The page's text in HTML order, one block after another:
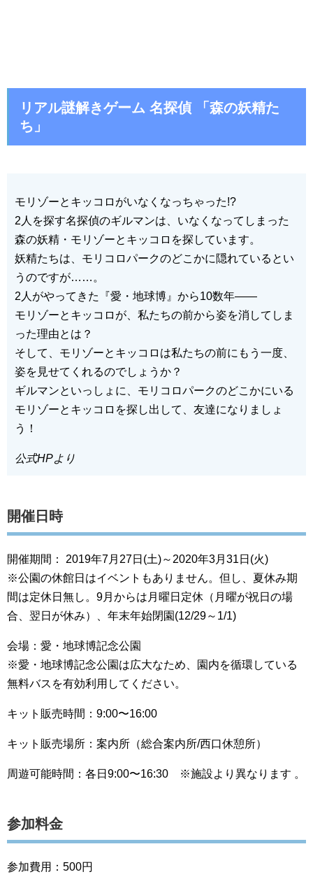
リアル謎解きゲーム 名探偵 「森の妖精た
ち」
モリゾーとキッコロがいなくなっちゃった!?
2人を探す名探偵のギルマンは、いなくなってしまった
森の妖精・モリゾーとキッコロを探しています。
妖精たちは、モリコロパークのどこかに隠れているとい
うのですが……。
2人がやってきた『愛・地球博』から10数年——
モリゾーとキッコロが、私たちの前から姿を消してしま
った理由とは？
そして、モリゾーとキッコロは私たちの前にもう一度、
姿を見せてくれるのでしょうか？
ギルマンといっしょに、モリコロパークのどこかにいる
モリゾーとキッコロを探し出して、友達になりましょ
う！
公式HPより
開催日時
開催期間： 2019年7月27日(土)～2020年3月31日(火)
※公園の休館日はイベントもありません。但し、夏休み期
間は定休日無し。9月からは月曜日定休（月曜が祝日の場
合、翌日が休み）、年末年始閉園(12/29～1/1)
会場：愛・地球博記念公園
※愛・地球博記念公園は広大なため、園内を循環している
無料バスを有効利用してください。
キット販売時間：9:00〜16:00
キット販売場所：案内所（総合案内所/西口休憩所）
周遊可能時間：各日9:00〜16:30 ※施設より異なります 。
参加料金
参加費用：500円